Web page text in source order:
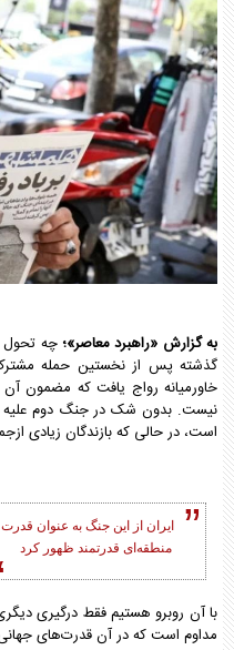
به گزارش «راهبرد معاصر»؛چه تحول
گذشته پس از نخستین حمله مشترک
خاورمیانه رواج یافت که مضمون آن
نیست. بدون شک در جنگ دوم علیه
است، در حالی که بازندگان زیادی
ایران از این جنگ به عنوان قدرت
منطقه‌ای قدرتمند ظهور کرد
با آن روبرو هستیم فقط درگیری
مداوم است که در آن قدرت‌های